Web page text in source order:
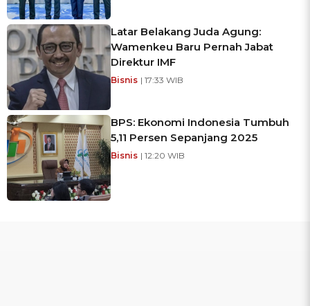
Latar Belakang Juda Agung:
Wamenkeu Baru Pernah Jabat
Direktur IMF
Bisnis | 17:33 WIB
BPS: Ekonomi Indonesia Tumbuh
5,11 Persen Sepanjang 2025
Bisnis | 12:20 WIB